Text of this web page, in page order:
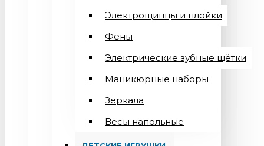
Электрощипцы и плойки
Фены
Электрические зубные щётки
Маникюрные наборы
Зеркала
Весы напольные